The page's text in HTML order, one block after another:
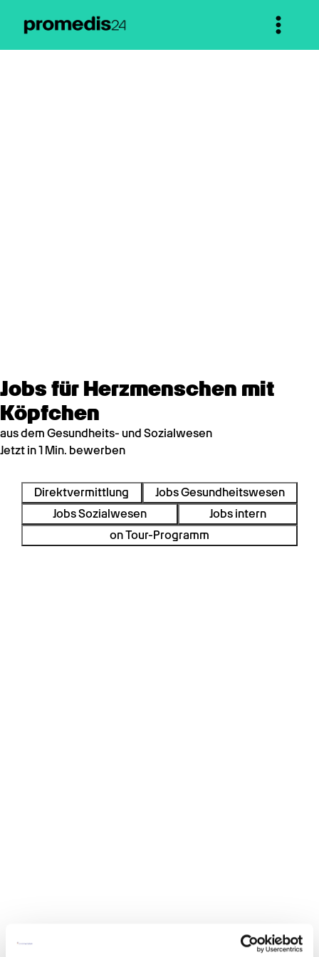
Jobs für Herzmenschen mit
Köpfchen
aus dem Gesundheits- und Sozialwesen
Jetzt in 1 Min. bewerben
Direktvermittlung
Jobs Gesundheitswesen
Jobs Sozialwesen
Jobs intern
on Tour-Programm